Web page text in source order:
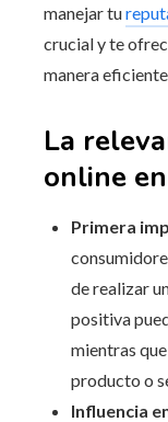
manejar tu
crucial y te
manera
La
online
Primera
de realizar
positiva
mientras
producto o
Influencia